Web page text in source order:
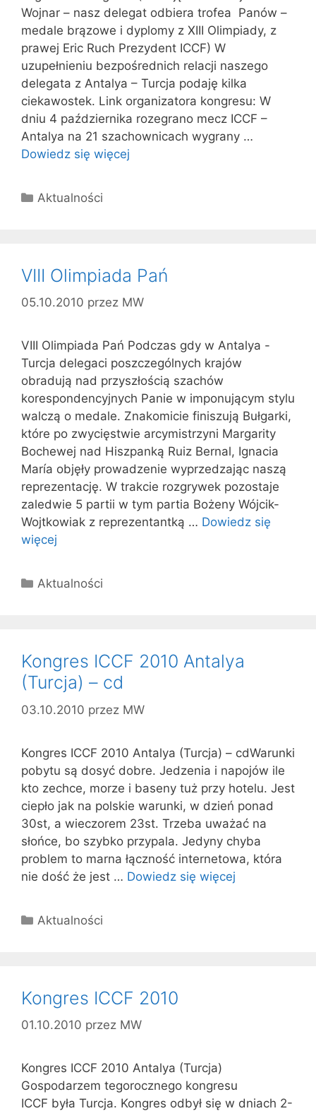
Wojnar – nasz delegat odbiera trofea Panów –
medale brązowe i dyplomy z XIII Olimpiady, z
prawej Eric Ruch Prezydent ICCF) W
uzupełnieniu bezpośrednich relacji naszego
delegata z Antalya – Turcja podaję kilka
ciekawostek. Link organizatora kongresu: W
dniu 4 października rozegrano mecz ICCF –
Antalya na 21 szachownicach wygrany …
Dowiedz się więcej
Kategorie
Aktualności
VIII Olimpiada Pań
05.10.2010 przez MW
VIII Olimpiada Pań Podczas gdy w Antalya -
Turcja delegaci poszczególnych krajów
obradują nad przyszłością szachów
korespondencyjnych Panie w imponującym stylu
walczą o medale. Znakomicie finiszują Bułgarki,
które po zwycięstwie arcymistrzyni Margarity
Bochewej nad Hiszpanką Ruiz Bernal, Ignacia
María objęły prowadzenie wyprzedzając naszą
reprezentację. W trakcie rozgrywek pozostaje
zaledwie 5 partii w tym partia Bożeny Wójcik-
Wojtkowiak z reprezentantką … Dowiedz się
więcej
Kategorie
Aktualności
Kongres ICCF 2010 Antalya
(Turcja) – cd
03.10.2010 przez MW
Kongres ICCF 2010 Antalya (Turcja) – cdWarunki
pobytu są dosyć dobre. Jedzenia i napojów ile
kto zechce, morze i baseny tuż przy hotelu. Jest
ciepło jak na polskie warunki, w dzień ponad
30st, a wieczorem 23st. Trzeba uważać na
słońce, bo szybko przypala. Jedyny chyba
problem to marna łączność internetowa, która
nie dość że jest … Dowiedz się więcej
Kategorie
Aktualności
Kongres ICCF 2010
01.10.2010 przez MW
Kongres ICCF 2010 Antalya (Turcja)
Gospodarzem tegorocznego kongresu
ICCF była Turcja. Kongres odbył się w dniach 2-